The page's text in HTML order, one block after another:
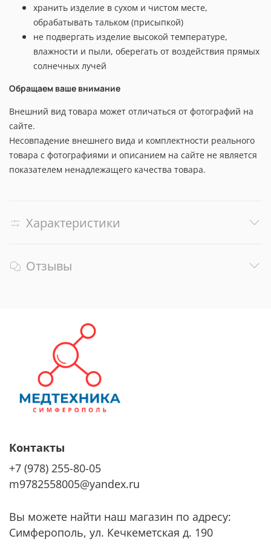
хранить изделие в сухом и чистом месте,
обрабатывать тальком (присыпкой)
не подвергать изделие высокой температуре,
влажности и пыли, оберегать от воздействия прямых
солнечных лучей
Обращаем ваше внимание
Внешний вид товара может отличаться от фотографий на
сайте.
Несовпадение внешнего вида и комплектности реального
товара с фотографиями и описанием на сайте не является
показателем ненадлежащего качества товара.
Характеристики
Отзывы
Контакты
+7 (978) 255-80-05
m9782558005@yandex.ru
Вы можете найти наш магазин по адресу:
Симферополь, ул. Кечкеметская д. 190